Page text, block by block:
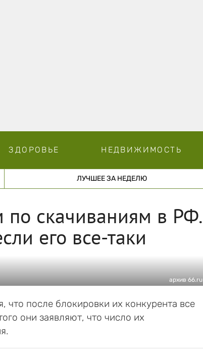
ЗДОРОВЬЕ НЕДВИЖИМОСТЬ
ЛУЧШЕЕ ЗА НЕДЕЛЮ
по скачиваниям в РФ.
его все-таки
архив 66.ru
что после блокировки их конкурента все
они заявляют, что число их